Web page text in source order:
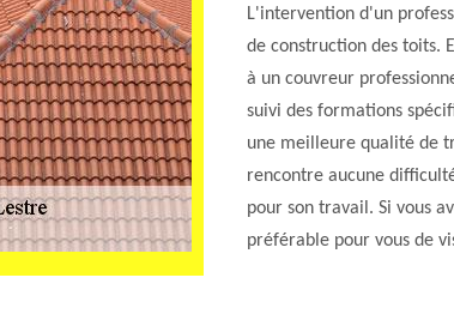
L'intervention d'un
de construction des toits.
à un couvreur
suivi des formations
une meilleure qualité de
rencontre aucune
pour son travail. Si vous
préférable pour vous de